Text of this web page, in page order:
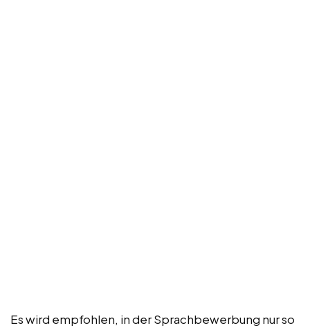
Es wird empfohlen, in der Sprachbewerbung nur so